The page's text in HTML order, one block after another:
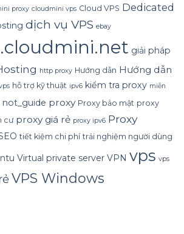
proxy cloudmini vps Cloud VPS Dedicated
dịch vụ VPS ebay
giải pháp
http proxy Hướng dẫn Hướng dẫn
hỗ trợ kỹ thuật ipv6 kiểm tra proxy miễn
not_guide proxy Proxy bảo mật proxy
cư proxy giá rẻ proxy ipv6 Proxy
tiết kiệm chi phí trải nghiệm người dùng
Virtual private server VPN vps vps
VPS Windows